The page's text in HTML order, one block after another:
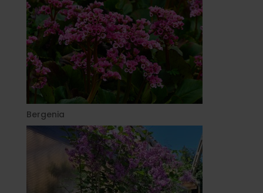
Bergenia